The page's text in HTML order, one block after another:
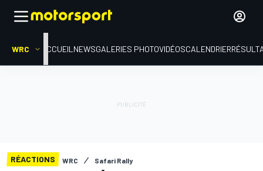
WRC ACCUEIL NEWSGALERIES PHOTOVIDÉOSCALENDRIER
RÉACTIONS WRC Safari Rally